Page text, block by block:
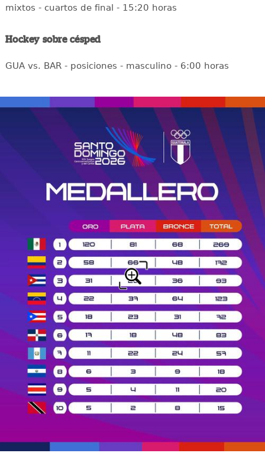
mixtos - cuartos de final - 15:20 horas
Hockey sobre césped
GUA vs. BAR - posiciones - masculino - 6:00 horas